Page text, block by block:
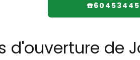
d'ouverture de